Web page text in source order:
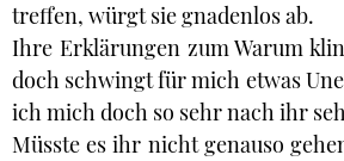
treffen, würgt sie gnadenlos ab.
Ihre Erklärungen zum Warum
doch schwingt für mich etwas
ich mich doch so sehr nach ihr
Müsste es ihr nicht genauso